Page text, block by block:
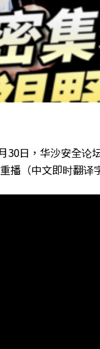
30日，华沙安全
播（中文即时翻译